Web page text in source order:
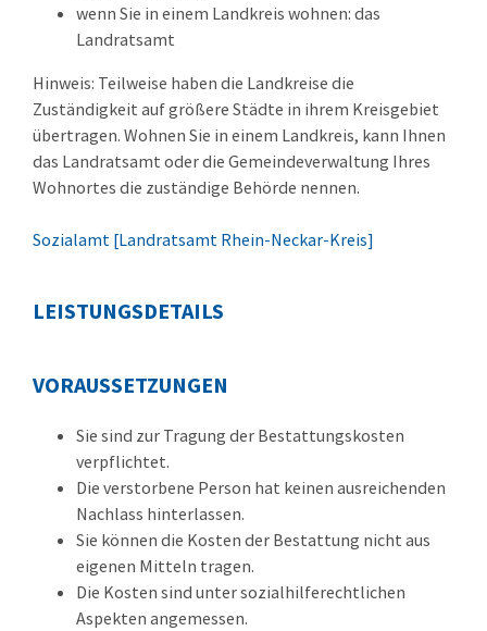
wenn Sie in einem Landkreis wohnen: das
Landratsamt
Hinweis: Teilweise haben die Landkreise die
Zuständigkeit auf größere Städte in ihrem Kreisgebiet
übertragen. Wohnen Sie in einem Landkreis, kann Ihnen
das Landratsamt oder die Gemeindeverwaltung Ihres
Wohnortes die zuständige Behörde nennen.
Sozialamt [Landratsamt Rhein-Neckar-Kreis]
LEISTUNGSDETAILS
VORAUSSETZUNGEN
Sie sind zur Tragung der Bestattungskosten
verpflichtet.
Die verstorbene Person hat keinen ausreichenden
Nachlass hinterlassen.
Sie können die Kosten der Bestattung nicht aus
eigenen Mitteln tragen.
Die Kosten sind unter sozialhilferechtlichen
Aspekten angemessen.